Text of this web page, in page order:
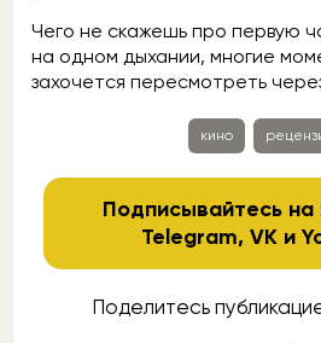
Чего не скажешь про первую
на одном дыхании, многие
захочется пересмотреть
кино
Подписывайтесь на
Telegram,VK и
Поделитесь